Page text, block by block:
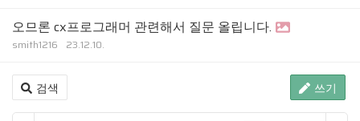
오므론 cx프로그래머 관련해서 질문 올립니다.
smith1216 23.12.10.
검색 쓰기